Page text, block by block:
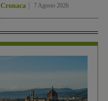
Cronaca 7 Agosto 2026